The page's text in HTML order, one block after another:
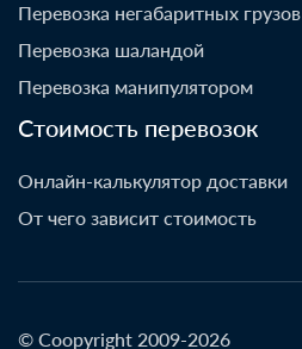
Перевозка негабаритных грузов
Перевозка шаландой
Перевозка манипулятором
Стоимость перевозок
Онлайн-калькулятор доставки
От чего зависит стоимость
© Coopyright 2009-2026